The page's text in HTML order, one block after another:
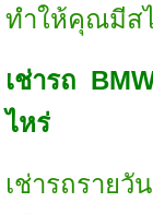
ทำให้คุณมีส
เช่ารถ
ไหร่
เช่ารถรายวัน